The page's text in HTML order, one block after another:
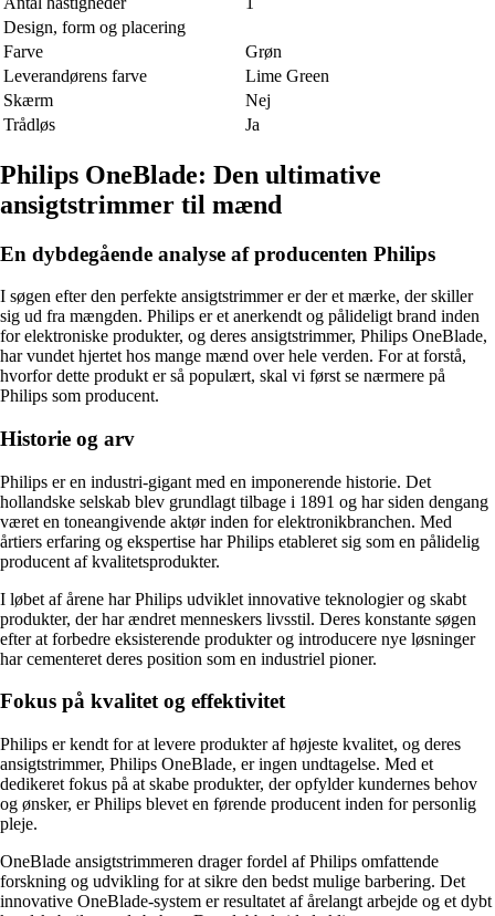
Design, form og placering
Farve
Grøn
Leverandørens farve
Lime Green
Skærm
Nej
Trådløs
Ja
Philips OneBlade: Den ultimative
ansigtstrimmer til mænd
En dybdegående analyse af producenten Philips
I søgen efter den perfekte ansigtstrimmer er der et mærke, der skiller
sig ud fra mængden. Philips er et anerkendt og pålideligt brand inden
for elektroniske produkter, og deres ansigtstrimmer, Philips OneBlade,
har vundet hjertet hos mange mænd over hele verden. For at forstå,
hvorfor dette produkt er så populært, skal vi først se nærmere på
Philips som producent.
Historie og arv
Philips er en industri-gigant med en imponerende historie. Det
hollandske selskab blev grundlagt tilbage i 1891 og har siden dengang
været en toneangivende aktør inden for elektronikbranchen. Med
årtiers erfaring og ekspertise har Philips etableret sig som en pålidelig
producent af kvalitetsprodukter.
I løbet af årene har Philips udviklet innovative teknologier og skabt
produkter, der har ændret menneskers livsstil. Deres konstante søgen
efter at forbedre eksisterende produkter og introducere nye løsninger
har cementeret deres position som en industriel pioner.
Fokus på kvalitet og effektivitet
Philips er kendt for at levere produkter af højeste kvalitet, og deres
ansigtstrimmer, Philips OneBlade, er ingen undtagelse. Med et
dedikeret fokus på at skabe produkter, der opfylder kundernes behov
og ønsker, er Philips blevet en førende producent inden for personlig
pleje.
OneBlade ansigtstrimmeren drager fordel af Philips omfattende
forskning og udvikling for at sikre den bedst mulige barbering. Det
innovative OneBlade-system er resultatet af årelangt arbejde og et dybt